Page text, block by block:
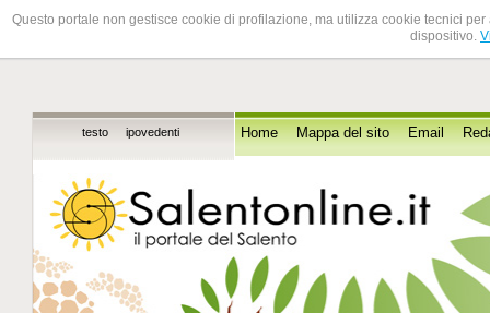
Questo portale non gestisce cookie di profilazione, ma utilizza cookie tecnici
dispositivo.
testo ipovedenti Home Mappa del sito Email